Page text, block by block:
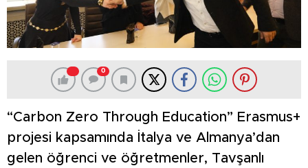
0
“Carbon Zero Through Education” Erasmus+
projesi kapsamında İtalya ve Almanya’dan
gelen öğrenci ve öğretmenler, Tavşanlı